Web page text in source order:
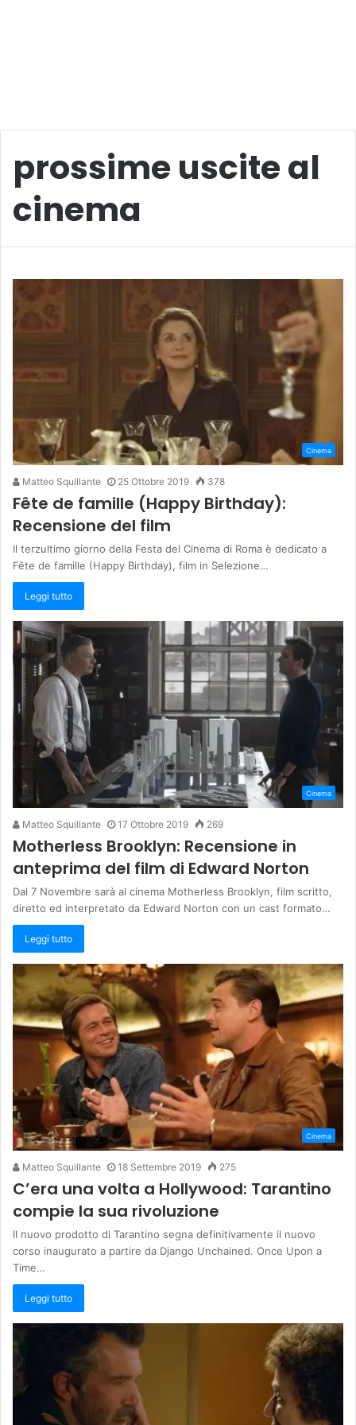
prossime uscite al
cinema
Cinema
Matteo Squillante 25 Ottobre 2019 378
Fête de famille (Happy Birthday):
Recensione del film
Il terzultimo giorno della Festa del Cinema di Roma è dedicato a
Fête de famille (Happy Birthday), film in Selezione…
Leggi tutto
Cinema
Matteo Squillante 17 Ottobre 2019 269
Motherless Brooklyn: Recensione in
anteprima del film di Edward Norton
Dal 7 Novembre sarà al cinema Motherless Brooklyn, film scritto,
diretto ed interpretato da Edward Norton con un cast formato…
Leggi tutto
Cinema
Matteo Squillante 18 Settembre 2019 275
C’era una volta a Hollywood: Tarantino
compie la sua rivoluzione
Il nuovo prodotto di Tarantino segna definitivamente il nuovo
corso inaugurato a partire da Django Unchained. Once Upon a
Time…
Leggi tutto